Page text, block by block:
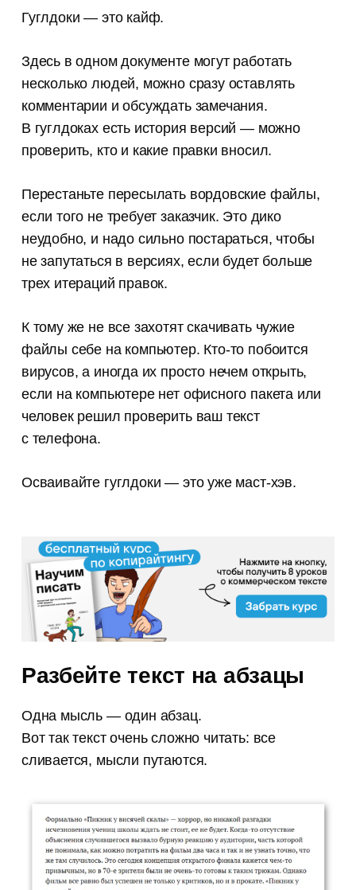
Гуглдоки — это кайф.
Здесь в одном документе могут работать
несколько людей, можно сразу оставлять
комментарии и обсуждать замечания.
В гуглдоках есть история версий — можно
проверить, кто и какие правки вносил.
Перестаньте пересылать вордовские файлы,
если того не требует заказчик. Это дико
неудобно, и надо сильно постараться, чтобы
не запутаться в версиях, если будет больше
трех итераций правок.
К тому же не все захотят скачивать чужие
файлы себе на компьютер. Кто-то побоится
вирусов, а иногда их просто нечем открыть,
если на компьютере нет офисного пакета или
человек решил проверить ваш текст
с телефона.
Осваивайте гуглдоки — это уже маст-хэв.
Разбейте текст на абзацы
Одна мысль — один абзац.
Вот так текст очень сложно читать: все
сливается, мысли путаются.